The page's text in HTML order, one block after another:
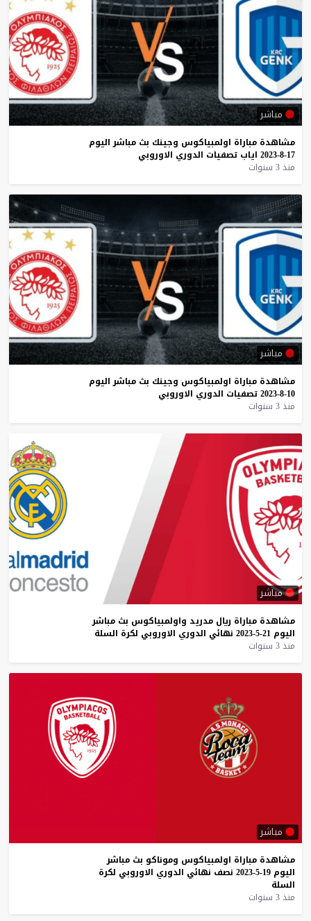
مباشر
مشاهدة مباراة اولمبياكوس وجينك بث مباشر اليوم
17-8-2023
اياب تصفيات الدوري الاوروبي
منذ 3 سنوات
مباشر
مشاهدة مباراة اولمبياكوس وجينك بث مباشر اليوم
10-8-2023
تصفيات الدوري الاوروبي
منذ 3 سنوات
مباشر
مشاهدة مباراة ريال مدريد واولمبياكوس بث مباشر
اليوم 21-5-2023 نهائي الدوري الاوروبي لكرة السلة
منذ 3 سنوات
مباشر
مشاهدة مباراة اولمبياكوس وموناكو بث مباشر
اليوم 19-5-2023 نصف نهائي الدوري الاوروبي لكرة
السلة
منذ 3 سنوات